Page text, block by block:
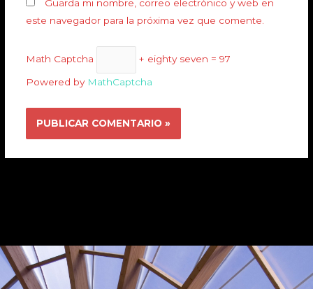
Guarda mi nombre, correo electrónico y web en
este navegador para la próxima vez que comente.
Math Captcha + eighty seven = 97
Powered by MathCaptcha